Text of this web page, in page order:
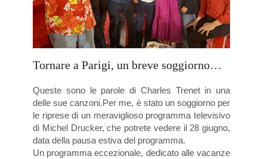
Tornare a Parigi, un breve soggiorno…
Queste sono le parole di Charles Trenet in una
delle sue canzoni.Per me, è stato un soggiorno per
le riprese di un meraviglioso programma televisivo
di Michel Drucker, che potrete vedere il 28 giugno,
data della pausa estiva del programma.
Un programma eccezionale, dedicato alle vacanze